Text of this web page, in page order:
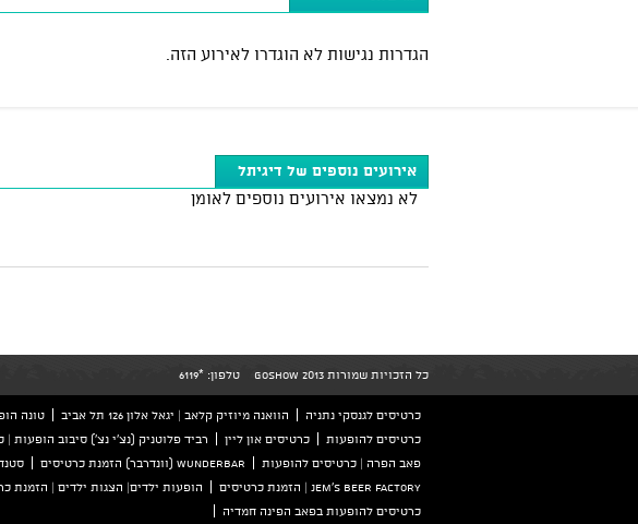
הגדרות נגישות לא הוגדרו לאירוע הזה.
אירועים נוספים של דיגיתל
לא נמצאו אירועים נוספים לאומן
כל הזכויות שמורות GoShow 2013 טלפון: *6119
כרטיסים לגנסקי נתניה הוואנה מיוזיק קלאב | יגאל אלון 126 תל אביב טונה
כרטיסים להופעות
כרטיסים און ליין רביד פלוטניק (נצ'י נצ') סיבוב הופעות |
פאב הפרה | כרטיסים להופעות
wunderbar (וונדרבר) הזמנת כרטיסים
Jem's beer factory | הזמנת כרטיסים
הופעות ילדים| הצגות ילדים | הזמנת
כרטיסים להופעות בפאב הפינה חמדיה